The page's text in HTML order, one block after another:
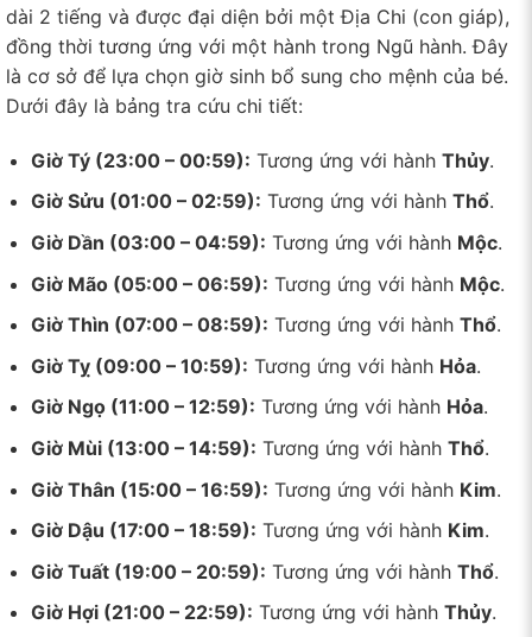
dài 2 tiếng và được đại diện bởi một Địa Chi (con giáp),
đồng thời tương ứng với một hành trong Ngũ hành. Đây
là cơ sở để lựa chọn giờ sinh bổ sung cho mệnh của bé.
Dưới đây là bảng tra cứu chi tiết:
Giờ Tý (23:00 – 00:59): Tương ứng với hành Thủy.
Giờ Sửu (01:00 – 02:59): Tương ứng với hành Thổ.
Giờ Dần (03:00 – 04:59): Tương ứng với hành Mộc.
Giờ Mão (05:00 – 06:59): Tương ứng với hành Mộc.
Giờ Thìn (07:00 – 08:59): Tương ứng với hành Thổ.
Giờ Tỵ (09:00 – 10:59): Tương ứng với hành Hỏa.
Giờ Ngọ (11:00 – 12:59): Tương ứng với hành Hỏa.
Giờ Mùi (13:00 – 14:59): Tương ứng với hành Thổ.
Giờ Thân (15:00 – 16:59): Tương ứng với hành Kim.
Giờ Dậu (17:00 – 18:59): Tương ứng với hành Kim.
Giờ Tuất (19:00 – 20:59): Tương ứng với hành Thổ.
Giờ Hợi (21:00 – 22:59): Tương ứng với hành Thủy.